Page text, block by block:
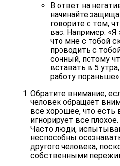
В ответ на
начинайте
говорите о том,
вас. Например:
что мне с тобой
проводить с
сонный, потому
вставать в 5
работу пораньше».
Обратите внимание,
человек обращает
все хорошее, что есть
игнорирует все плохое.
Часто люди,
неспособны
другого человека,
собственными